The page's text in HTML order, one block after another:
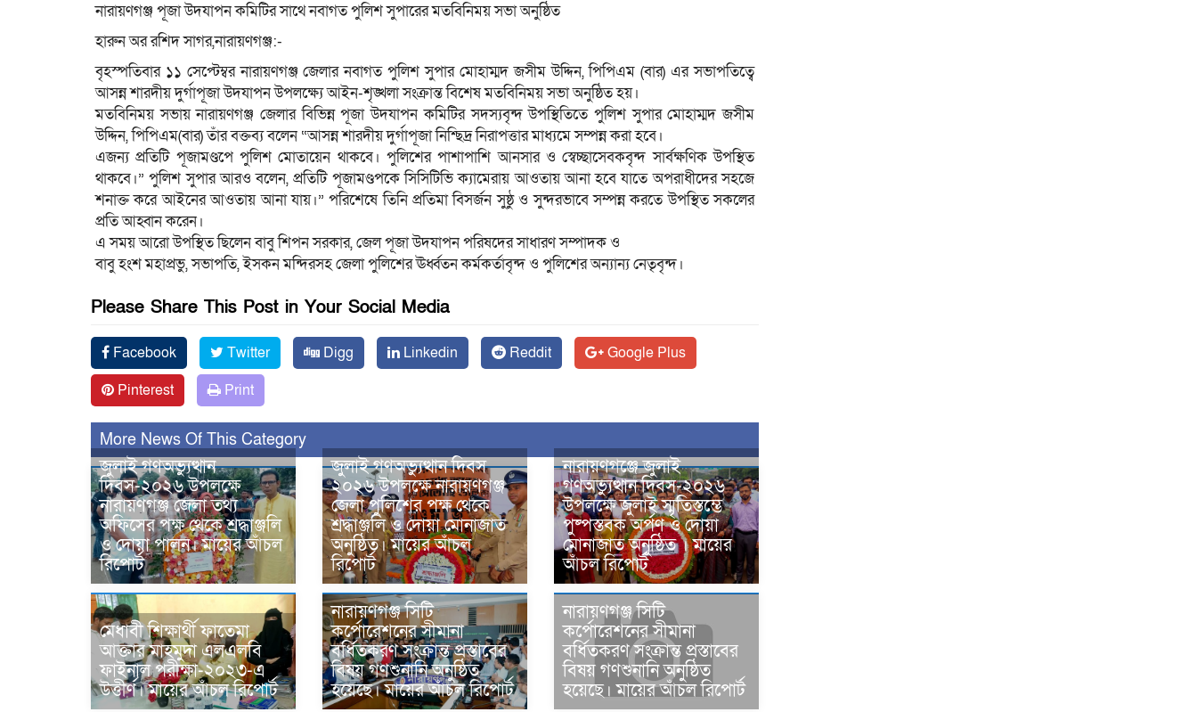
নারায়ণগঞ্জ পূজা উদযাপন কমিটির সাথে নবাগত পুলিশ সুপারের মতবিনিময় সভা অনুষ্ঠিত
হারুন অর রশিদ সাগর,নারায়ণগঞ্জ:-
বৃহস্পতিবার ১১ সেপ্টেম্বর নারায়ণগঞ্জ জেলার নবাগত পুলিশ সুপার মোহাম্মদ জসীম উদ্দিন, পিপিএম (বার) এর সভাপতিত্বে
আসন্ন শারদীয় দুর্গাপূজা উদযাপন উপলক্ষ্যে আইন-শৃঙ্খলা সংক্রান্ত বিশেষ মতবিনিময় সভা অনুষ্ঠিত হয়।
মতবিনিময় সভায় নারায়ণগঞ্জ জেলার বিভিন্ন পূজা উদযাপন কমিটির সদস্যবৃন্দ উপস্থিতিতে পুলিশ সুপার মোহাম্মদ জসীম
উদ্দিন, পিপিএম(বার) তাঁর বক্তব্য বলেন “আসন্ন শারদীয় দুর্গাপূজা নিশ্ছিদ্র নিরাপত্তার মাধ্যমে সম্পন্ন করা হবে।
এজন্য প্রতিটি পূজামণ্ডপে পুলিশ মোতায়েন থাকবে। পুলিশের পাশাপাশি আনসার ও স্বেচ্ছাসেবকবৃন্দ সার্বক্ষণিক উপস্থিত
থাকবে।” পুলিশ সুপার আরও বলেন, প্রতিটি পূজামণ্ডপকে সিসিটিভি ক্যামেরায় আওতায় আনা হবে যাতে অপরাধীদের সহজে
শনাক্ত করে আইনের আওতায় আনা যায়।” পরিশেষে তিনি প্রতিমা বিসর্জন সুষ্ঠু ও সুন্দরভাবে সম্পন্ন করতে উপস্থিত সকলের
প্রতি আহ্বান করেন।
এ সময় আরো উপস্থিত ছিলেন বাবু শিপন সরকার, জেল পূজা উদযাপন পরিষদের সাধারণ সম্পাদক ও
বাবু হংশ মহাপ্রভু, সভাপতি, ইসকন মন্দিরসহ জেলা পুলিশের ঊর্ধ্বতন কর্মকর্তাবৃন্দ ও পুলিশের অন্যান্য নেতৃবৃন্দ।
Please Share This Post in Your Social Media
Facebook Twitter Digg Linkedin Reddit
Google Plus
Pinterest
Print
More News Of This Category
জুলাই গণঅভ্যুত্থান
দিবস-২০২৬ উপলক্ষে
নারায়ণগঞ্জ জেলা তথ্য
অফিসের পক্ষ থেকে শ্রদ্ধাঞ্জলি
ও দোয়া পালন। মায়ের আঁচল
রিপোর্ট
জুলাই গণঅভ্যুত্থান দিবস
২০২৬ উপলক্ষে নারায়ণগঞ্জ
জেলা পুলিশের পক্ষ থেকে
শ্রদ্ধাঞ্জলি ও দোয়া মোনাজাত
অনুষ্ঠিত। মায়ের আঁচল
রিপোর্ট
নারায়ণগঞ্জে জুলাই
গণঅভ্যুত্থান দিবস-২০২৬
উপলক্ষে জুলাই স্মৃতিস্তম্ভে
পুষ্পস্তবক অর্পণ ও দোয়া
মোনাজাত অনুষ্ঠিত । মায়ের
আঁচল রিপোর্ট
মেধাবী শিক্ষার্থী ফাতেমা
আক্তার মাহমুদা এলএলবি
ফাইনাল পরীক্ষা-২০২৩-এ
উত্তীর্ণ। মায়ের আঁচল রিপোর্ট
নারায়ণগঞ্জ সিটি
কর্পোরেশনের সীমানা
বর্ধিতকরণ সংক্রান্ত প্রস্তাবের
বিষয় গণশুনানি অনুষ্ঠিত
হয়েছে। মায়ের আঁচল রিপোর্ট
নারায়ণগঞ্জ সিটি
কর্পোরেশনের সীমানা
বর্ধিতকরণ সংক্রান্ত প্রস্তাবের
বিষয় গণশুনানি অনুষ্ঠিত
হয়েছে। মায়ের আঁচল রিপোর্ট